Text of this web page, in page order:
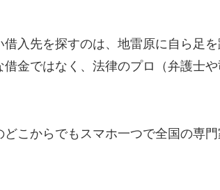
入先を探すのは、地雷原に自ら足
金ではなく、法律のプロ（弁護士
こからでもスマホ一つで全国の専